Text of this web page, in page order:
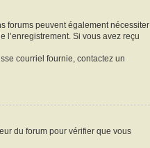
forums peuvent également nécessiter
l’enregistrement. Si vous avez reçu
courriel fournie, contactez un
du forum pour vérifier que vous